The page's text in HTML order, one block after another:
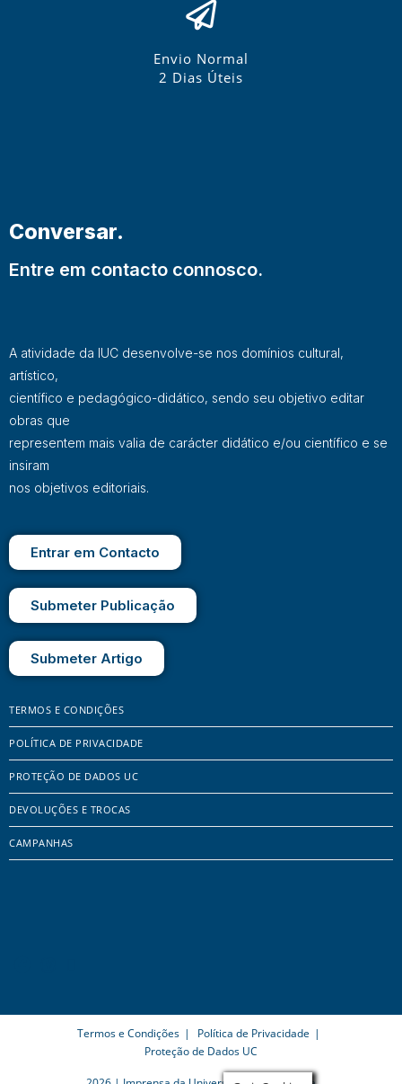
Envio Normal
2 Dias Úteis
Conversar.
Entre em contacto connosco.
A atividade da IUC desenvolve-se nos domínios cultural,
artístico,
científico e pedagógico-didático, sendo seu objetivo editar
obras que
representem mais valia de carácter didático e/ou científico e se
insiram
nos objetivos editoriais.
Entrar em Contacto
Submeter Publicação
Submeter Artigo
TERMOS E CONDIÇÕES
POLÍTICA DE PRIVACIDADE
PROTEÇÃO DE DADOS UC
DEVOLUÇÕES E TROCAS
CAMPANHAS
Termos e Condições
Política de Privacidade
Proteção de Dados UC